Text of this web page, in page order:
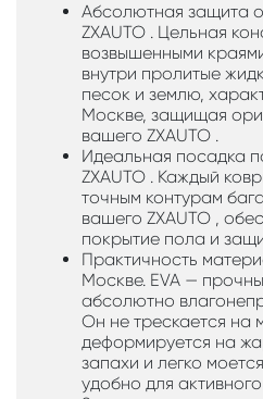
Абсолютная защита
ZXAUTO . Цельная
возвышенными
внутри пролитые
песок и землю,
Москве, защищая
вашего ZXAUTO .
Идеальная посадка
ZXAUTO . Каждый
точным контурам
вашего ZXAUTO ,
покрытие пола и
Практичность
Москве. EVA —
абсолютно
Он не трескается на
деформируется на
запахи и легко
удобно для